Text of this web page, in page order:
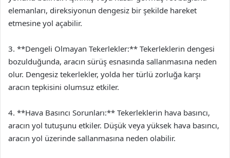
elemanları, direksiyonun dengesiz bir şekilde hareket
etmesine yol açabilir.
3. **Dengeli Olmayan Tekerlekler:** Tekerleklerin dengesi
bozulduğunda, aracın sürüş esnasında sallanmasına neden
olur. Dengesiz tekerlekler, yolda her türlü zorluğa karşı
aracın tepkisini olumsuz etkiler.
4. **Hava Basıncı Sorunları:** Tekerleklerin hava basıncı,
aracın yol tutuşunu etkiler. Düşük veya yüksek hava basıncı,
aracın yol üzerinde sallanmasına neden olabilir.